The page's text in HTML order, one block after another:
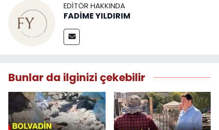
EDITÖR HAKKINDA
FADİME YILDIRIM
Bunlar da ilginizi çekebilir